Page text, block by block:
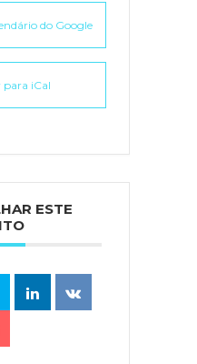
do Google
para iCal
ESTE